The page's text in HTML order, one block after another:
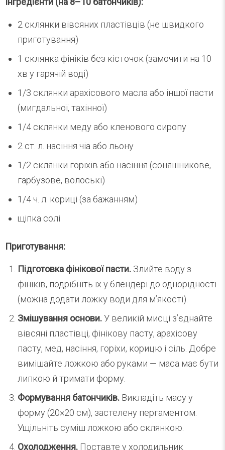
2 склянки вівсяних пластівців (не швидкого
приготування)
1 склянка фініків без кісточок (замочити на 10
хв у гарячій воді)
1/3 склянки арахісового масла або іншої пасти
(мигдальної, тахінної)
1/4 склянки меду або кленового сиропу
2 ст. л. насіння чіа або льону
1/2 склянки горіхів або насіння (соняшникове,
гарбузове, волоські)
1/4 ч. л. кориці (за бажанням)
щіпка солі
Приготування:
Підготовка фінікової пасти. Злийте воду з
фініків, подрібніть їх у блендері до однорідності
(можна додати ложку води для м’якості).
Змішування основи.У великій мисці з’єднайте
вівсяні пластівці, фінікову пасту, арахісову
пасту, мед, насіння, горіхи, корицю і сіль. Добре
вимішайте ложкою або руками — маса має бути
липкою й тримати форму.
Формування батончиків. Викладіть масу у
форму (20×20 см), застелену пергаментом.
Ущільніть суміш ложкою або склянкою.
Охолодження. Поставте у холодильник